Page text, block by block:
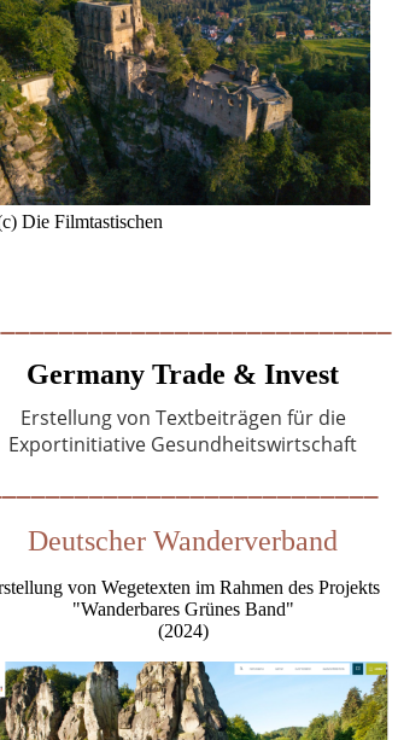
Die Filmtastischen
Germany Trade & Invest
Erstellung von Textbeiträgen für die
Exportinitiative Gesundheitswirtschaft
Deutscher Wanderverband
von Wegetexten im Rahmen des Projekts
"Wanderbares Grünes Band"
(2024)